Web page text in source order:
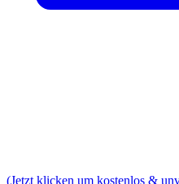
(Jetzt klicken um kostenlos &